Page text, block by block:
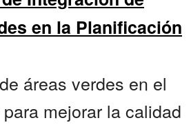
en la Planificación
áreas verdes en el
mejorar la calidad